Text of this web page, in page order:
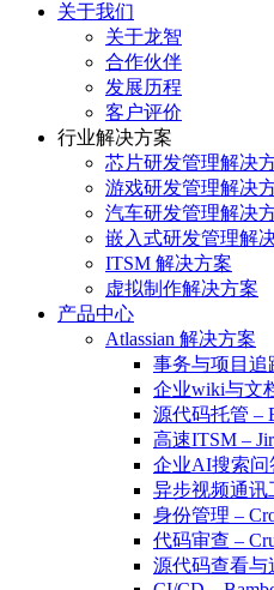
关于我们
关于龙智
合作伙伴
发展历程
客户评价
行业解决方案
芯片研发管理解决
游戏研发管理解决
汽车研发管理解决
嵌入式研发管理解
ITSM 解决方案
虚拟制作解决方案
产品中心
Atlassian 解决方案
事务与项目追
企业wiki与文
源代码托管 –
高速ITSM –
企业AI搜索问
异步视频通讯
身份管理 –
代码审查 –
源代码查看与